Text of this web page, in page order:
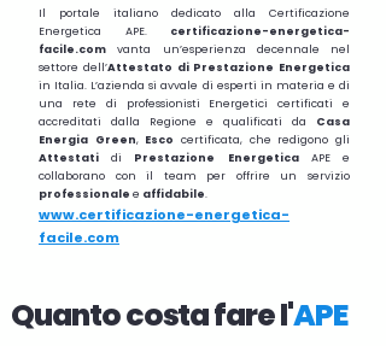
Il portale italiano dedicato alla Certificazione
Energetica APE. certificazione-energetica-
facile.com vanta un’esperienza decennale nel
settore dell’Attestato di Prestazione Energetica
in Italia. L’azienda si avvale di esperti in materia e di
una rete di professionisti Energetici certificati e
accreditati dalla Regione e qualificati da Casa
Energia Green, Escocertificata, che redigono gli
Attestatidi Prestazione EnergeticaAPE e
collaborano con il team per offrire un servizio
professionale e affidabile.
www.certificazione-energetica-
facile.com
Quanto costa fare l'APE